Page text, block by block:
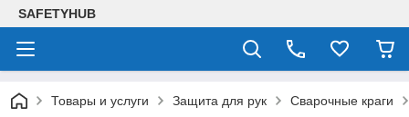
SAFETYHUB
Товары и услуги Защита для рук Сварочные краги